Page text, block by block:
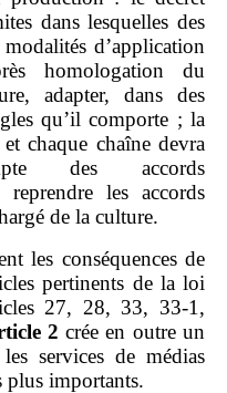
dans lesquelles des
d’application
homologation du
adapter, dans des
qu’il comporte ; la
chaque chaîne devra
des accords
les accords
de la culture.
les conséquences de
pertinents de la loi
27, 28, 33, 33‑1,
2crée en outre un
services de médias
plus importants.